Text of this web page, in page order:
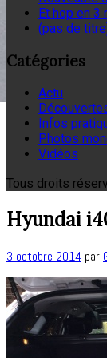
Et hop en 3
(pas de
Catégories
Actu
Infos
Photos
Vidéos
Tous droits
Hyundai
3 octobre 2014 par